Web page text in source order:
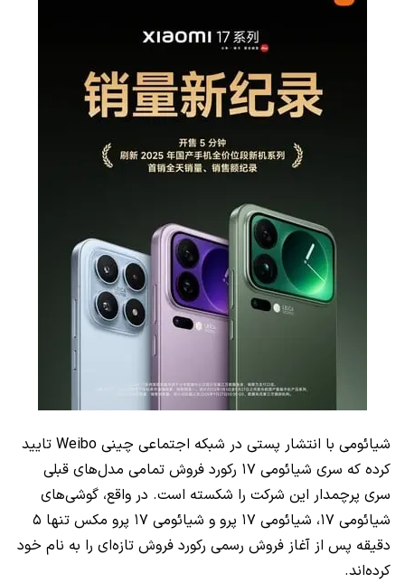
شیائومی با انتشار پستی در شبکه اجتماعی چینی Weibo تایید
کرده که سری شیائومی ۱۷ رکورد فروش تمامی مدل‌های قبلی
سری پرچمدار این شرکت را شکسته است. در واقع، گوشی‌های
شیائومی ۱۷، شیائومی ۱۷ پرو و شیائومی ۱۷ پرو مکس تنها ۵
دقیقه پس از آغاز فروش رسمی رکورد فروش تازه‌ای را به نام خود
کرده‌اند.